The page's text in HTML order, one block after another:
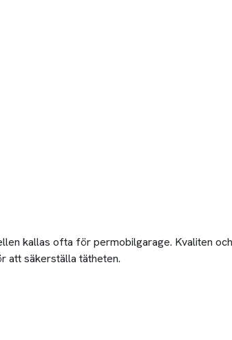
kallas ofta för permobilgarage. Kvaliten
att säkerställa tätheten.